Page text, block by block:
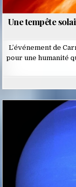
Une tempête
L’événement de
pour une humanité